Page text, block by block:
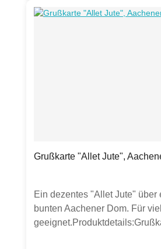
Grußkarte "Allet Jute",
Ein dezentes "Allet Jute" über
bunten Aachener Dom. Für